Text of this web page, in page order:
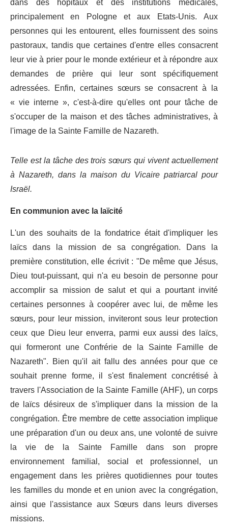
principalement en Pologne et aux Etats-Unis. Aux
personnes qui les entourent, elles fournissent des soins
pastoraux, tandis que certaines d'entre elles consacrent
leur vie à prier pour le monde extérieur et à répondre aux
demandes de prière qui leur sont spécifiquement
adressées. Enfin, certaines sœurs se consacrent à la
« vie interne », c'est-à-dire qu'elles ont pour tâche de
s'occuper de la maison et des tâches administratives, à
l'image de la Sainte Famille de Nazareth.
Telle est la tâche des trois sœurs qui vivent actuellement
à Nazareth, dans la maison du Vicaire patriarcal pour
Israël.
En communion avec la laïcité
L'un des souhaits de la fondatrice était d'impliquer les
laïcs dans la mission de sa congrégation. Dans la
première constitution, elle écrivit : "De même que Jésus,
Dieu tout-puissant, qui n'a eu besoin de personne pour
accomplir sa mission de salut et qui a pourtant invité
certaines personnes à coopérer avec lui, de même les
sœurs, pour leur mission, inviteront sous leur protection
ceux que Dieu leur enverra, parmi eux aussi des laïcs,
qui formeront une Confrérie de la Sainte Famille de
Nazareth". Bien qu'il ait fallu des années pour que ce
souhait prenne forme, il s'est finalement concrétisé à
travers l'Association de la Sainte Famille (AHF), un corps
de laïcs désireux de s'impliquer dans la mission de la
congrégation. Être membre de cette association implique
une préparation d'un ou deux ans, une volonté de suivre
la vie de la Sainte Famille dans son propre
environnement familial, social et professionnel, un
engagement dans les prières quotidiennes pour toutes
les familles du monde et en union avec la congrégation,
ainsi que l'assistance aux Sœurs dans leurs diverses
missions.